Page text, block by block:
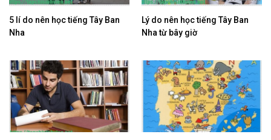
5 lí do nên học tiếng Tây Ban
Nha
Lý do nên học tiếng Tây Ban
Nha từ bây giờ